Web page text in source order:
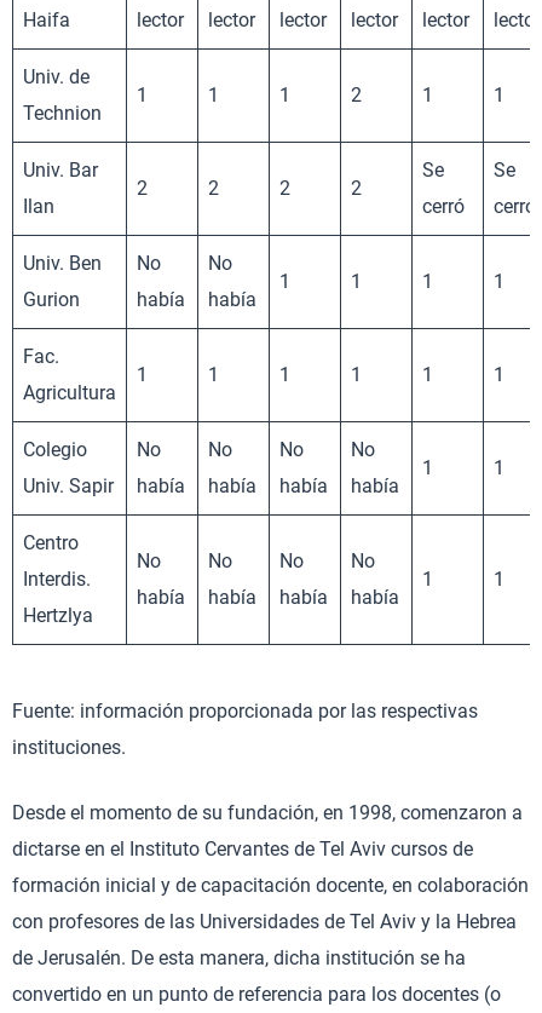
Haifa
lector
lector
lector
lector
lector
lector
Univ. de
Technion
1 1 1 2 1 1
Univ. Bar
Ilan
2 2 2 2
Se
cerró
Se
cerró
Univ. Ben
Gurion
No
había
No
había
1 1 1 1
Fac.
Agricultura
1 1 1 1 1 1
Colegio
Univ. Sapir
No
había
No
había
No
había
No
había
1 1
Centro
Interdis.
Hertzlya
No
había
No
había
No
había
No
había
1 1
Fuente: información proporcionada por las respectivas
instituciones.
Desde el momento de su fundación, en 1998, comenzaron a
dictarse en el Instituto Cervantes de Tel Aviv cursos de
formación inicial y de capacitación docente, en colaboración
con profesores de las Universidades de Tel Aviv y la Hebrea
de Jerusalén. De esta manera, dicha institución se ha
convertido en un punto de referencia para los docentes (o